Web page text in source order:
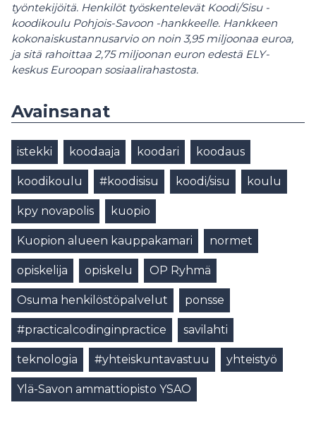
työntekijöitä. Henkilöt työskentelevät Koodi/Sisu -
koodikoulu Pohjois-Savoon -hankkeelle. Hankkeen
kokonaiskustannusarvio on noin 3,95 miljoonaa euroa,
ja sitä rahoittaa 2,75 miljoonan euron edestä ELY-
keskus Euroopan sosiaalirahastosta.
Avainsanat
istekki koodaaja koodari koodaus
koodikoulu #koodisisu koodi/sisu koulu
kpy novapolis kuopio
Kuopion alueen kauppakamari normet
opiskelija opiskelu OP Ryhmä
Osuma henkilöstöpalvelut ponsse
#practicalcodinginpractice savilahti
teknologia #yhteiskuntavastuu yhteistyö
Ylä-Savon ammattiopisto YSAO